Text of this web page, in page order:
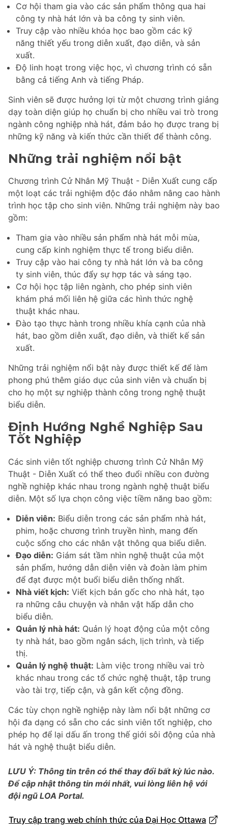
Cơ hội tham gia vào các sản phẩm thông qua hai
công ty nhà hát lớn và ba công ty sinh viên.
Truy cập vào nhiều khóa học bao gồm các kỹ
năng thiết yếu trong diễn xuất, đạo diễn, và sản
xuất.
Độ linh hoạt trong việc học, vì chương trình có sẵn
bằng cả tiếng Anh và tiếng Pháp.
Sinh viên sẽ được hưởng lợi từ một chương trình giảng
dạy toàn diện giúp họ chuẩn bị cho nhiều vai trò trong
ngành công nghiệp nhà hát, đảm bảo họ được trang bị
những kỹ năng và kiến thức cần thiết để thành công.
Những trải nghiệm nổi bật
Chương trình Cử Nhân Mỹ Thuật - Diễn Xuất cung cấp
một loạt các trải nghiệm độc đáo nhằm nâng cao hành
trình học tập cho sinh viên. Những trải nghiệm này bao
gồm:
Tham gia vào nhiều sản phẩm nhà hát mỗi mùa,
cung cấp kinh nghiệm thực tế trong biểu diễn.
Truy cập vào hai công ty nhà hát lớn và ba công
ty sinh viên, thúc đẩy sự hợp tác và sáng tạo.
Cơ hội học tập liên ngành, cho phép sinh viên
khám phá mối liên hệ giữa các hình thức nghệ
thuật khác nhau.
Đào tạo thực hành trong nhiều khía cạnh của nhà
hát, bao gồm diễn xuất, đạo diễn, và thiết kế sản
xuất.
Những trải nghiệm nổi bật này được thiết kế để làm
phong phú thêm giáo dục của sinh viên và chuẩn bị
cho họ một sự nghiệp thành công trong nghệ thuật
biểu diễn.
Định Hướng Nghề Nghiệp Sau
Tốt Nghiệp
Các sinh viên tốt nghiệp chương trình Cử Nhân Mỹ
Thuật - Diễn Xuất có thể theo đuổi nhiều con đường
nghề nghiệp khác nhau trong ngành nghệ thuật biểu
diễn. Một số lựa chọn công việc tiềm năng bao gồm:
Diễn viên: Biểu diễn trong các sản phẩm nhà hát,
phim, hoặc chương trình truyền hình, mang đến
cuộc sống cho các nhân vật thông qua biểu diễn.
Đạo diễn: Giám sát tầm nhìn nghệ thuật của một
sản phẩm, hướng dẫn diễn viên và đoàn làm phim
để đạt được một buổi biểu diễn thống nhất.
Nhà viết kịch: Viết kịch bản gốc cho nhà hát, tạo
ra những câu chuyện và nhân vật hấp dẫn cho
biểu diễn.
Quản lý nhà hát: Quản lý hoạt động của một công
ty nhà hát, bao gồm ngân sách, lịch trình, và tiếp
thị.
Quản lý nghệ thuật: Làm việc trong nhiều vai trò
khác nhau trong các tổ chức nghệ thuật, tập trung
vào tài trợ, tiếp cận, và gắn kết cộng đồng.
Các tùy chọn nghề nghiệp này làm nổi bật những cơ
hội đa dạng có sẵn cho các sinh viên tốt nghiệp, cho
phép họ để lại dấu ấn trong thế giới sôi động của nhà
hát và nghệ thuật biểu diễn.
LƯU Ý: Thông tin trên có thể thay đổi bất kỳ lúc nào.
Để cập nhật thông tin mới nhất, vui lòng liên hệ với
đội ngũ LOA Portal.
Truy cập trang web chính thức của Đại Học Ottawa